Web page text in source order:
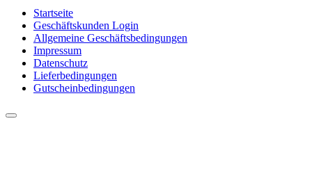
Startseite
Geschäftskunden Login
Allgemeine Geschäftsbedingungen
Impressum
Datenschutz
Lieferbedingungen
Gutscheinbedingungen